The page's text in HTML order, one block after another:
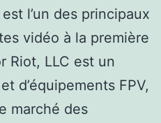
l’un des principaux
vidéo à la première
Riot, LLC est un
d’équipements FPV,
marché des